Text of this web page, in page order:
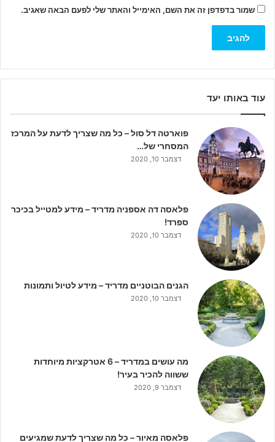
שמור בדפדפן זה את השם, האימייל והאתר שלי לפעם הבאה שאגיב.
עוד באותו יעד
פוארטה דל סול – כל מה שצריך לדעת על המרכז
המסחרי של…
דצמבר 10, 2020
פלאסה דה אספניה מדריד – מידע למטייל בכיכר
ספרד!
דצמבר 10, 2020
הגנים הבוטניים מדריד – מידע לטיול ותמונות
דצמבר 10, 2020
מה עושים במדריד – 6 אטרקציות מיוחדות
ששווה להכיר בעיר!
דצמבר 9, 2020
פלאסה מאיור – כל מה שצריך לדעת שמגיעים